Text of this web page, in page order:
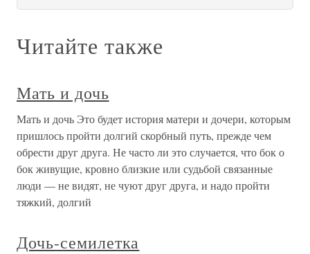
Читайте также
Мать и дочь
Мать и дочь Это будет история матери и дочери, которым
пришлось пройти долгий скорбный путь, прежде чем
обрести друг друга. Не часто ли это случается, что бок о
бок живущие, кровно близкие или судьбой связанные
люди — не видят, не чуют друг друга, и надо пройти
тяжкий, долгий
Дочь-семилетка